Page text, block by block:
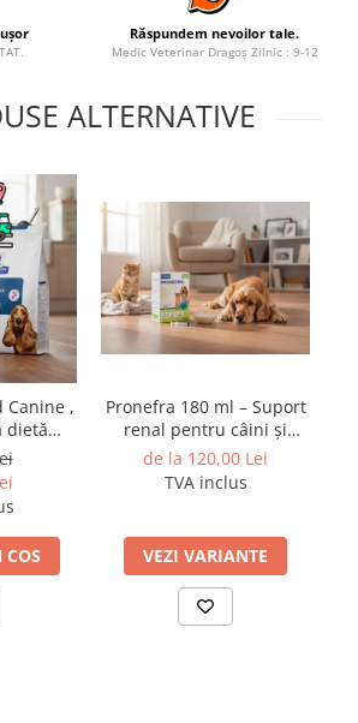
Răspundem nevoilor tale.
Medic Veterinar Dragoș Zilnic : 9-12
ALTERNATIVE
Canine ,
dietă
Pronefra 180 ml – Suport
renal pentru câini și
pisici
de la 120,00 Lei
TVA inclus
VEZI VARIANTE